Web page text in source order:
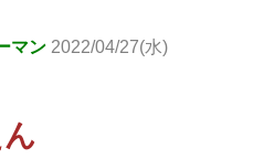
マン 2022/04/27(水)